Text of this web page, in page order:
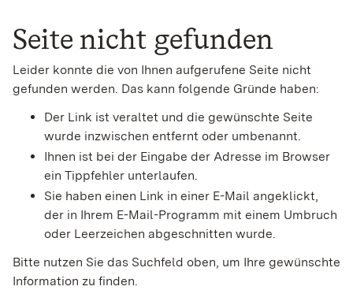
Seite nicht gefunden
Leider konnte die von Ihnen aufgerufene Seite nicht
gefunden werden. Das kann folgende Gründe haben:
Der Link ist veraltet und die gewünschte Seite
wurde inzwischen entfernt oder umbenannt.
Ihnen ist bei der Eingabe der Adresse im Browser
ein Tippfehler unterlaufen.
Sie haben einen Link in einer E-Mail angeklickt,
der in Ihrem E-Mail-Programm mit einem Umbruch
oder Leerzeichen abgeschnitten wurde.
Bitte nutzen Sie das Suchfeld oben, um Ihre gewünschte
Information zu finden.